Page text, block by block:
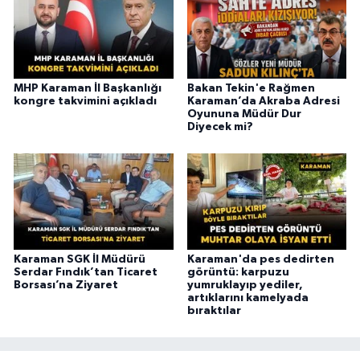
MHP Karaman İl Başkanlığı
kongre takvimini açıkladı
Bakan Tekin'e Rağmen
Karaman’da Akraba Adresi
Oyununa Müdür Dur
Diyecek mi?
Karaman SGK İl Müdürü
Serdar Fındık’tan Ticaret
Borsası’na Ziyaret
Karaman'da pes dedirten
görüntü: karpuzu
yumruklayıp yediler,
artıklarını kamelyada
bıraktılar